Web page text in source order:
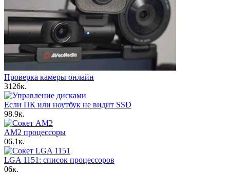
Проверка камеры онлайн
3126к.
Если ПК или ноутбук не видит SSD
98.9к.
AM2 процессоры
06.1к.
LGA 1151: список процессоров
06к.